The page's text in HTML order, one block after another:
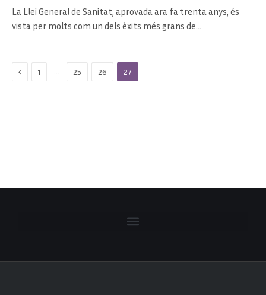
La Llei General de Sanitat, aprovada ara fa trenta anys, és
vista per molts com un dels èxits més grans de…
Previous
1 25 26 27